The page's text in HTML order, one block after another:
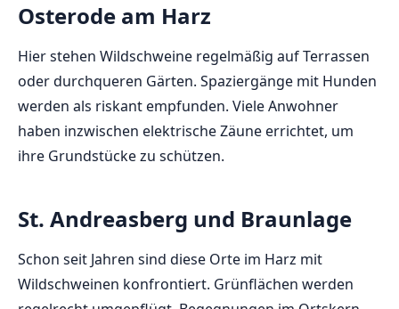
Osterode am Harz
Hier stehen Wildschweine regelmäßig auf Terrassen
oder durchqueren Gärten. Spaziergänge mit Hunden
werden als riskant empfunden. Viele Anwohner
haben inzwischen elektrische Zäune errichtet, um
ihre Grundstücke zu schützen.
St. Andreasberg und Braunlage
Schon seit Jahren sind diese Orte im Harz mit
Wildschweinen konfrontiert. Grünflächen werden